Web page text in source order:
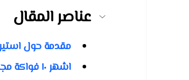
عناصر المقال
مقدمة حول
اشهر ١٠ فواكة مجففة يمكن استيرادها من تركيا